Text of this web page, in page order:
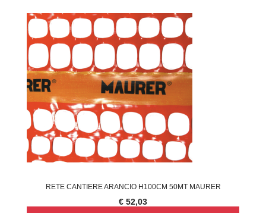
RETE CANTIERE ARANCIO H100CM 50MT MAURER
€ 52,03